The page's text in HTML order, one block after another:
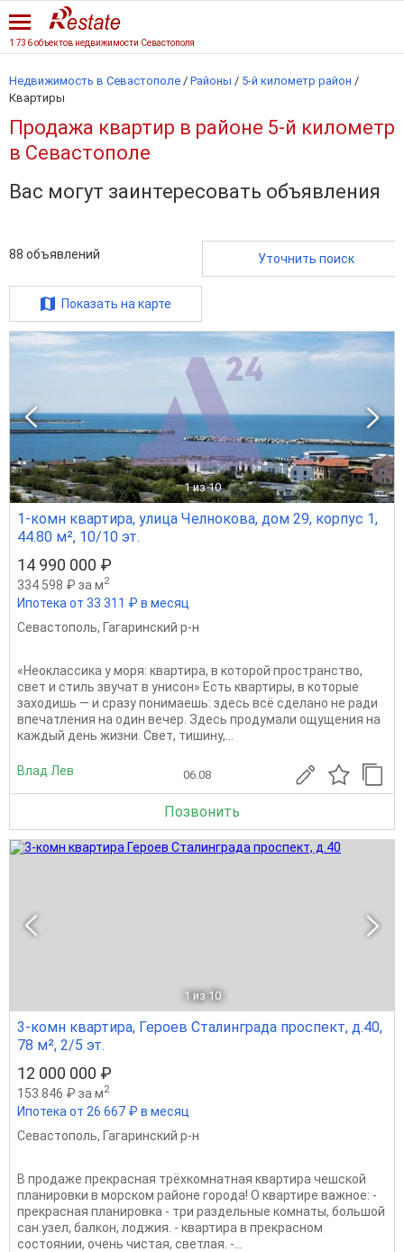
1 736 объектов недвижимости Севастополя
Недвижимость в Севастополе / Районы / 5-й километр район /
Квартиры
Продажа квартир в районе 5-й километр
в Севастополе
Вас могут заинтересовать объявления
88 объявлений Уточнить поиск
Показать на карте
1 из 10
1-комн квартира, улица Челнокова, дом 29, корпус 1,
44.80 м², 10/10 эт.
14 990 000 ₽
334 598 ₽ за м2
Ипотека от 33 311 ₽ в месяц
Севастополь, Гагаринский р-н
«Неоклассика у моря: квартира, в которой пространство,
свет и стиль звучат в унисон» Есть квартиры, в которые
заходишь — и сразу понимаешь: здесь всё сделано не ради
впечатления на один вечер. Здесь продумали ощущения на
каждый день жизни. Свет, тишину,...
Влад Лев 06.08
Позвонить
1 из 10
3-комн квартира, Героев Сталинграда проспект, д.40,
78 м², 2/5 эт.
12 000 000 ₽
153 846 ₽ за м2
Ипотека от 26 667 ₽ в месяц
Севастополь, Гагаринский р-н
В продаже прекрасная трёхкомнатная квартира чешской
планировки в морском районе города! О квартире важное: -
прекрасная планировка - три раздельные комнаты, большой
сан.узел, балкон, лоджия. - квартира в прекрасном
состоянии, очень чистая, светлая. -...